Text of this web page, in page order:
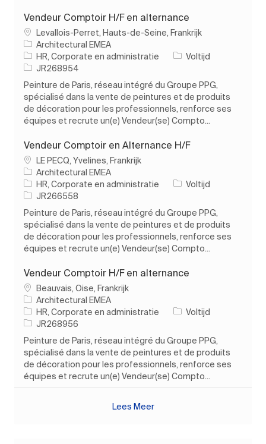
Vendeur Comptoir H/F en alternance
PlaatsLevallois-Perret, Hauts-de-Seine, Frankrijk
Architectural EMEA
Categorie
HR, Corporate en administratie Soort baan
Voltijd
Taak-ID
JR268954
Peinture de Paris, réseau intégré du Groupe PPG,
spécialisé dans la vente de peintures et de produits
de décoration pour les professionnels, renforce ses
équipes et recrute un(e) Vendeur(se) Compto...
Vendeur Comptoir en Alternance H/F
PlaatsLE PECQ, Yvelines, Frankrijk
Architectural EMEA
Categorie
HR, Corporate en administratie Soort baan
Voltijd
Taak-ID
JR266558
Peinture de Paris, réseau intégré du Groupe PPG,
spécialisé dans la vente de peintures et de produits
de décoration pour les professionnels, renforce ses
équipes et recrute un(e) Vendeur(se) Compto...
Vendeur Comptoir H/F en alternance
PlaatsBeauvais, Oise, Frankrijk
Architectural EMEA
Categorie
HR, Corporate en administratie Soort baan
Voltijd
Taak-ID
JR268956
Peinture de Paris, réseau intégré du Groupe PPG,
spécialisé dans la vente de peintures et de produits
de décoration pour les professionnels, renforce ses
équipes et recrute un(e) Vendeur(se) Compto...
Lees Meer